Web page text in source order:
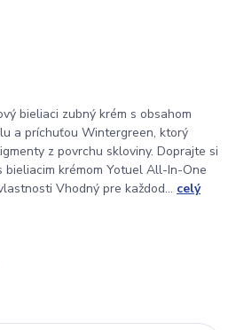
bieliaci zubný krém s obsahom
a príchuťou Wintergreen, ktorý
z povrchu skloviny. Doprajte si
bieliacim krémom Yotuel All-In-One
Vhodný pre každod... celý